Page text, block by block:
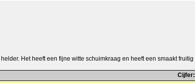
Het heeft een fijne witte schuimkraag en heeft een smaakt fruitig
Cijfer: